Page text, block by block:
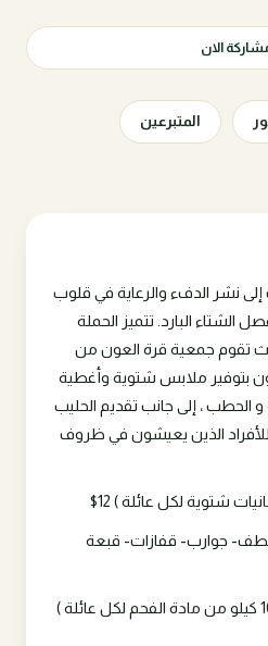
الان
المتبرعين
نشر الدفء والرعاية في قلوب
الشتاء البارد. تتميز الحملة
تقوم جمعية قرة العون من
بتوفير ملابس شتوية وأغطية
و الحطب ، إلى جانب تقديم الحليب
الذين يعيشون في ظروف
جوارب- قفازات- قبعة
مشروع دفؤهم حطب (100 كيلو من مادة الفحم لكل عائلة )